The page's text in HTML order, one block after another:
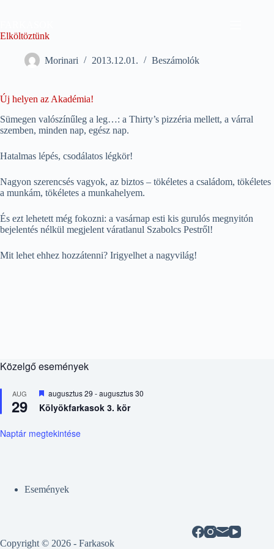
Elköltöztünk
Morinari 2013.12.01. Beszámolók
Új helyen az Akadémia!
Sümegen valószínűleg a leg…: a Thirty’s pizzéria mellett, a várral
szemben, minden nap, egész nap.
Hatalmas lépés, csodálatos légkör!
Nagyon szerencsés vagyok, az biztos – tökéletes a családom, tökéletes
a munkám, tökéletes a munkahelyem.
És ezt lehetett még fokozni: a vasárnap esti kis gurulós megnyitón
bejelentés nélkül megjelent váratlanul Szabolcs Pestről!
Mit lehet ehhez hozzátenni? Irigyelhet a nagyvilág!
Közelgő események
AUG
29
K
i
e
e
augusztus 29 -augusztus 30
Kölyökfarkasok 3. kör
Naptár megtekintése
Események
Copyright © 2026 - Farkasok